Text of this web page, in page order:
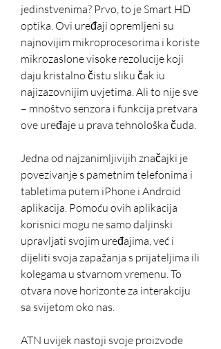
jedinstvenima? Prvo, to je Smart HD
optika. Ovi uređaji opremljeni su
najnovijim mikroprocesorima i koriste
mikrozaslone visoke rezolucije koji
daju kristalno čistu sliku čak iu
najizazovnijim uvjetima. Ali to nije sve
– mnoštvo senzora i funkcija pretvara
ove uređaje u prava tehnološka čuda.
Jedna od najzanimljivijih značajki je
povezivanje s pametnim telefonima i
tabletima putem iPhone i Android
aplikacija. Pomoću ovih aplikacija
korisnici mogu ne samo daljinski
upravljati svojim uređajima, već i
dijeliti svoja zapažanja s prijateljima ili
kolegama u stvarnom vremenu. To
otvara nove horizonte za interakciju
sa svijetom oko nas.
ATN uvijek nastoji svoje proizvode